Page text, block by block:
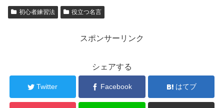
初心者練習法 役立つ名言
スポンサーリンク
シェアする
Twitter Facebook はてブ